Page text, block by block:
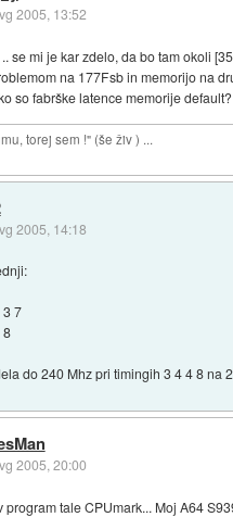
2005, 13:52
.. se mi je kar zdelo, da bo tam okoli
na 177Fsb in memorijo na
so fabrške latence memorije
torej sem !" (še živ ) ...
2005, 14:18
3 7
8
do 240 Mhz pri timingih 3 4 4 8 na
2005, 20:00
program tale CPUmark... Moj A64